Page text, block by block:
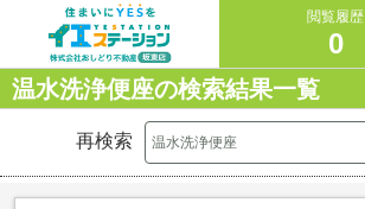
閲覧履歴
0
温水洗浄便座の検索結果一覧
再検索